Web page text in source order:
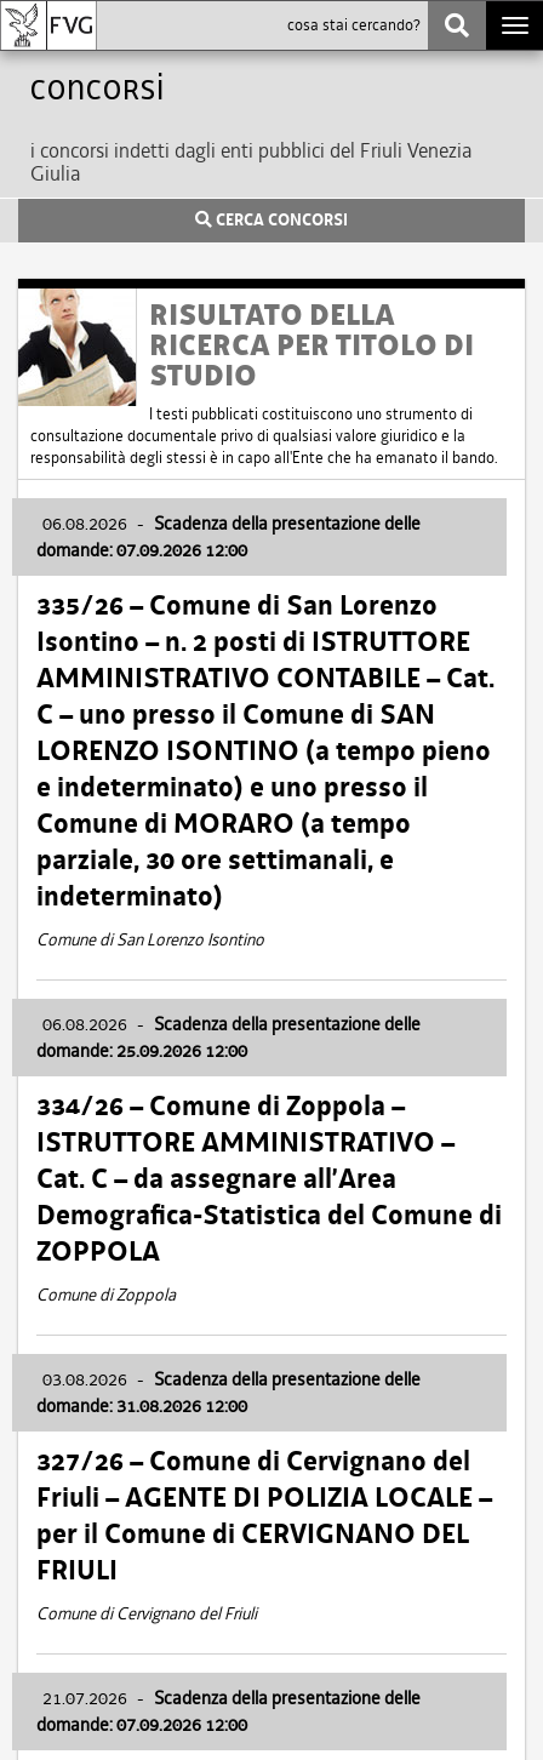
Concorsi
i concorsi indetti dagli enti pubblici del Friuli Venezia
Giulia
CERCA CONCORSI
RISULTATO DELLA
RICERCA PER TITOLO DI
STUDIO
I testi pubblicati costituiscono uno strumento di
consultazione documentale privo di qualsiasi valore giuridico e la
responsabilità degli stessi è in capo all'Ente che ha emanato il bando.
06.08.2026 - Scadenza della presentazione delle
domande: 07.09.2026 12:00
335/26 – Comune di San Lorenzo
Isontino – n. 2 posti di ISTRUTTORE
AMMINISTRATIVO CONTABILE – Cat.
C – uno presso il Comune di SAN
LORENZO ISONTINO (a tempo pieno
e indeterminato) e uno presso il
Comune di MORARO (a tempo
parziale, 30 ore settimanali, e
indeterminato)
Comune di San Lorenzo Isontino
06.08.2026 - Scadenza della presentazione delle
domande: 25.09.2026 12:00
334/26 – Comune di Zoppola –
ISTRUTTORE AMMINISTRATIVO –
Cat. C – da assegnare all’Area
Demografica-Statistica del Comune di
ZOPPOLA
Comune di Zoppola
03.08.2026 - Scadenza della presentazione delle
domande: 31.08.2026 12:00
327/26 – Comune di Cervignano del
Friuli – AGENTE DI POLIZIA LOCALE –
per il Comune di CERVIGNANO DEL
FRIULI
Comune di Cervignano del Friuli
21.07.2026 - Scadenza della presentazione delle
domande: 07.09.2026 12:00